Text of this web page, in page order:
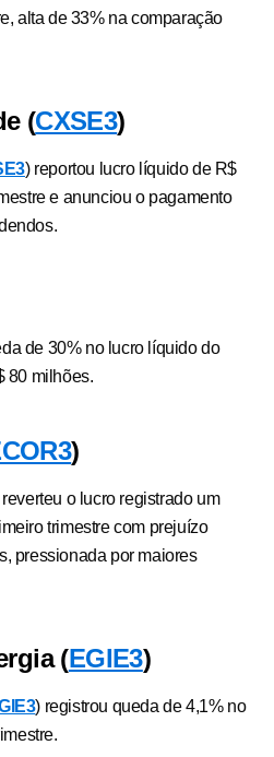
alta de 33% na comparação
(CXSE3)
) reportou lucro líquido de R$
e anunciou o pagamento
de 30% no lucro líquido do
80 milhões.
)
reverteu o lucro registrado um
trimestre com prejuízo
pressionada por maiores
(EGIE3)
) registrou queda de 4,1% no